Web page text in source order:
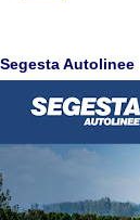
Segesta Autolinee